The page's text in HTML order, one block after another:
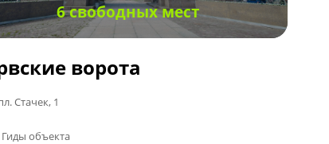
6 свободных мест
ворота
Стачек, 1
Гиды объекта